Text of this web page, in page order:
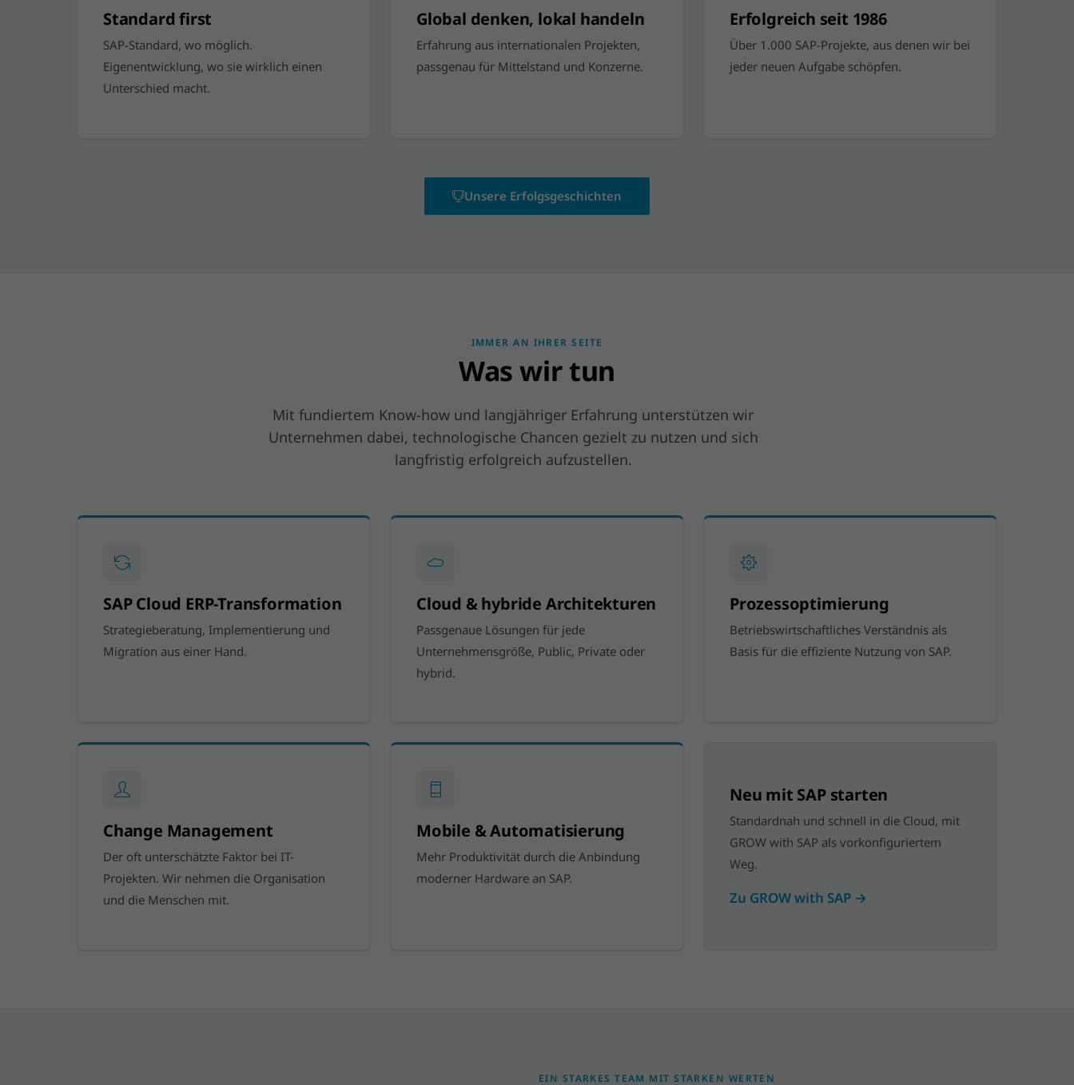
Standard first
SAP-Standard, wo möglich.
Eigenentwicklung, wo sie wirklich einen
Unterschied macht.
Global denken, lokal handeln
Erfahrung aus internationalen Projekten,
passgenau für Mittelstand und Konzerne.
Erfolgreich seit 1986
Über 1.000 SAP-Projekte, aus denen wir bei
jeder neuen Aufgabe schöpfen.
Unsere Erfolgsgeschichten
IMMER AN IHRER SEITE
Was wir tun
Mit fundiertem Know-how und langjähriger Erfahrung unterstützen wir
Unternehmen dabei, technologische Chancen gezielt zu nutzen und sich
langfristig erfolgreich aufzustellen.
SAP Cloud ERP-Transformation
Strategieberatung, Implementierung und
Migration aus einer Hand.
Cloud & hybride Architekturen
Passgenaue Lösungen für jede
Unternehmensgröße, Public, Private oder
hybrid.
Prozessoptimierung
Betriebswirtschaftliches Verständnis als
Basis für die effiziente Nutzung von SAP.
Change Management
Der oft unterschätzte Faktor bei IT-
Projekten. Wir nehmen die Organisation
und die Menschen mit.
Mobile & Automatisierung
Mehr Produktivität durch die Anbindung
moderner Hardware an SAP.
Neu mit SAP starten
Standardnah und schnell in die Cloud, mit
GROW with SAP als vorkonfiguriertem
Weg.
Zu GROW with SAP →
EIN STARKES TEAM MIT STARKEN WERTEN